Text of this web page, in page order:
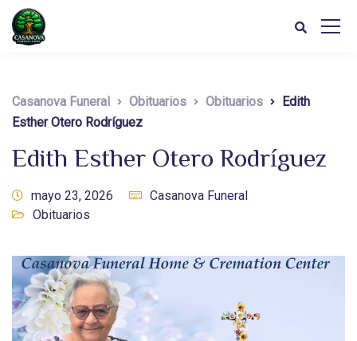
Casanova Funeral Obituarios Obituarios
Edith
Esther Otero Rodríguez
Edith Esther Otero Rodríguez
mayo 23, 2026
Casanova Funeral
Obituarios